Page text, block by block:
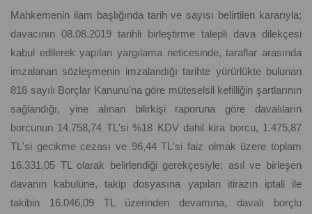
Mahkemenin ilam başlığında tarih ve sayısı belirtilen kararıyla;
davacının 08.08.2019 tarihli birleştirme talepli dava dilekçesi
kabul edilerek yapılan yargılama neticesinde, taraflar arasında
imzalanan sözleşmenin imzalandığı tarihte yürürlükte bulunan
818 sayılı Borçlar Kanunu'na göre müteselsil kefilliğin şartlarının
sağlandığı, yine alınan bilirkişi raporuna göre davalıların
borcunun 14.758,74 TL'si %18 KDV dahil kira borcu, 1.475,87
TL'si gecikme cezası ve 96,44 TL'si faiz olmak üzere toplam
16.331,05 TL olarak belirlendiği gerekçesiyle; asıl ve birleşen
davanın kabulüne, takip dosyasına yapılan itirazın iptali ile
takibin 16.046,09 TL üzerinden devamına, davalı borçlu